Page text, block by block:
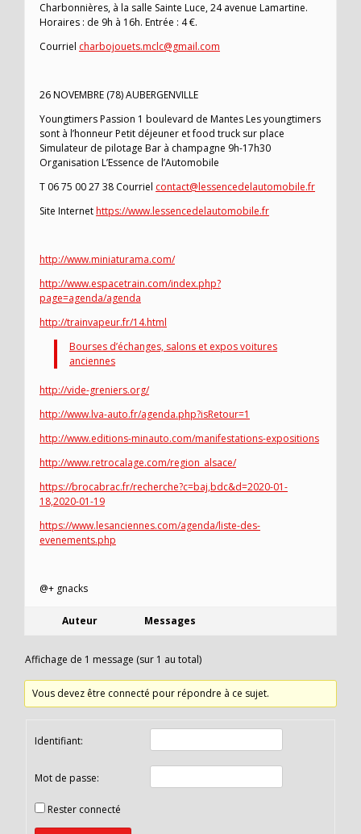
Charbonnières, à la salle Sainte Luce, 24 avenue Lamartine.
Horaires : de 9h à 16h. Entrée : 4 €.
Courriel charbojouets.mclc@gmail.com
26 NOVEMBRE (78) AUBERGENVILLE
Youngtimers Passion 1 boulevard de Mantes Les youngtimers
sont à l’honneur Petit déjeuner et food truck sur place
Simulateur de pilotage Bar à champagne 9h-17h30
Organisation L’Essence de l’Automobile
T 06 75 00 27 38 Courriel contact@lessencedelautomobile.fr
Site Internethttps://www.lessencedelautomobile.fr
http://www.miniaturama.com/
http://www.espacetrain.com/index.php?
page=agenda/agenda
http://trainvapeur.fr/14.html
Bourses d’échanges, salons et expos voitures
anciennes
http://vide-greniers.org/
http://www.lva-auto.fr/agenda.php?isRetour=1
http://www.editions-minauto.com/manifestations-expositions
http://www.retrocalage.com/region_alsace/
https://brocabrac.fr/recherche?c=baj,bdc&d=2020-01-
18,2020-01-19
https://www.lesanciennes.com/agenda/liste-des-
evenements.php
@+ gnacks
Auteur Messages
Affichage de 1 message (sur 1 au total)
Vous devez être connecté pour répondre à ce sujet.
Identifiant:
Mot de passe:
Rester connecté